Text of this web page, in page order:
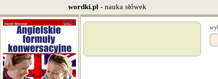
wordki.pl - nauka słówek